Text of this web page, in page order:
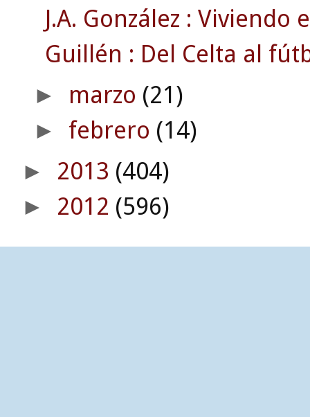
J.A. González :
Guillén : Del Celta al
► marzo (21)
► febrero (14)
► 2013 (404)
► 2012 (596)